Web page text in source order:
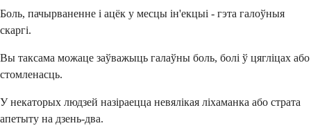
Боль, пачырваненне і ацёк у месцы ін'екцыі - гэта галоўныя
скаргі.
Вы таксама можаце заўважыць галаўны боль, болі ў цягліцах або
стомленасць.
У некаторых людзей назіраецца невялікая ліхаманка або страта
апетыту на дзень-два.